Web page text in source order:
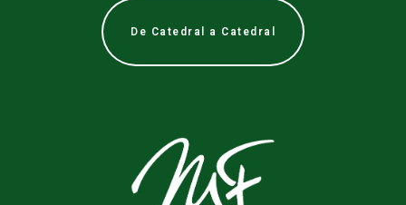
De Catedral a Catedral